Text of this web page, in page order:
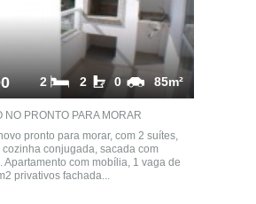
85m²
0
2
2
NO PRONTO PARA MORAR
pronto para morar, com 2 suítes,
cozinha conjugada, sacada com
Apartamento com mobília, 1 vaga de
privativos fachada...